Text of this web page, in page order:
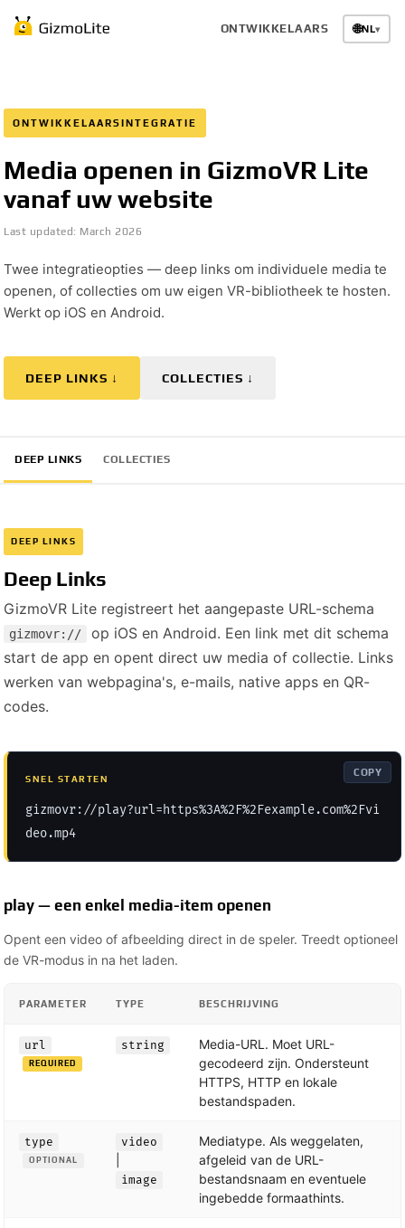
ONTWIKKELAARS 🌐NL▾
ONTWIKKELAARSINTEGRATIE
Media openen in GizmoVR Lite
vanaf uw website
Last updated: March 2026
Twee integratieopties — deep links om individuele media te
openen, of collecties om uw eigen VR-bibliotheek te hosten.
Werkt op iOS en Android.
DEEP LINKS ↓ COLLECTIES ↓
DEEP LINKS COLLECTIES
DEEP LINKS
Deep Links
GizmoVR Lite registreert het aangepaste URL-schema
gizmovr://
op iOS en Android. Een link met dit schema
start de app en opent direct uw media of collectie. Links
werken van webpagina's, e-mails, native apps en QR-
codes.
SNEL STARTEN
gizmovr://play?url=https%3A%2F%2Fexample.com%2Fvi
deo.mp4
COPY
play — een enkel media-item openen
Opent een video of afbeelding direct in de speler. Treedt optioneel
de VR-modus in na het laden.
PARAMETER TYPE BESCHRIJVING
url
REQUIRED
string
Media-URL. Moet URL-
gecodeerd zijn. Ondersteunt
HTTPS, HTTP en lokale
bestandspaden.
type
OPTIONAL
video
image
Mediatype. Als weggelaten,
afgeleid van de URL-
bestandsnaam en eventuele
ingebedde formaathints.